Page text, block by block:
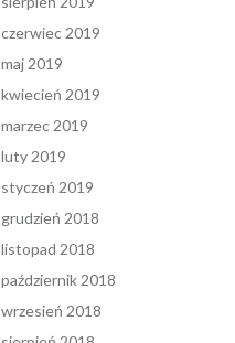
czerwiec 2019
maj 2019
kwiecień 2019
marzec 2019
luty 2019
styczeń 2019
grudzień 2018
listopad 2018
październik 2018
wrzesień 2018